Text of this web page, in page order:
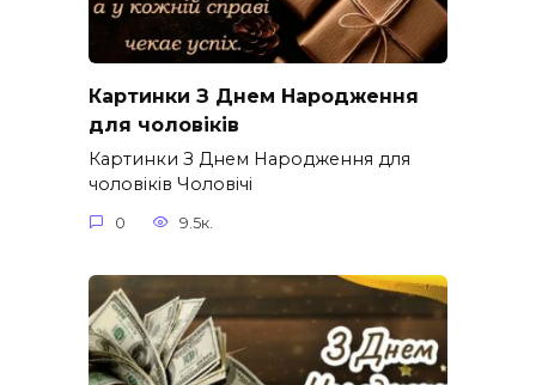
Картинки З Днем Народження
для чоловіків​
Картинки З Днем Народження для
чоловіків​ Чоловічі
0 9.5к.